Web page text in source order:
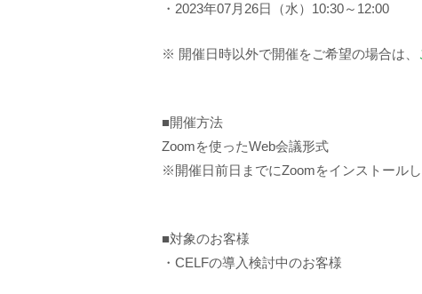
・2023年07月26日（水）10:30～12:00
※ 開催日時以外で開催をご希望の場合は、
■開催方法
Zoomを使ったWeb会議形式
※開催日前日までにZoomをインストール
■対象のお客様
・CELFの導入検討中のお客様